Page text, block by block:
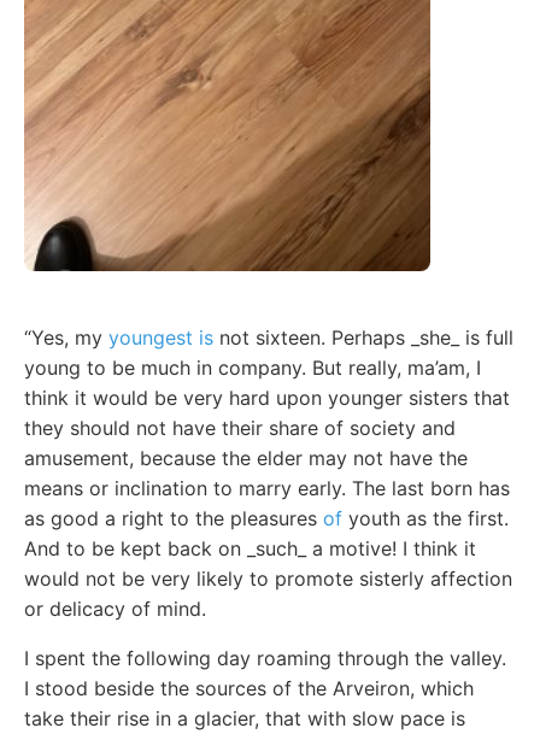
“Yes, my youngest is not sixteen. Perhaps _she_ is full
young to be much in company. But really, ma’am, I
think it would be very hard upon younger sisters that
they should not have their share of society and
amusement, because the elder may not have the
means or inclination to marry early. The last born has
as good a right to the pleasures of youth as the first.
And to be kept back on _such_ a motive! I think it
would not be very likely to promote sisterly affection
or delicacy of mind.
I spent the following day roaming through the valley.
I stood beside the sources of the Arveiron, which
take their rise in a glacier, that with slow pace is